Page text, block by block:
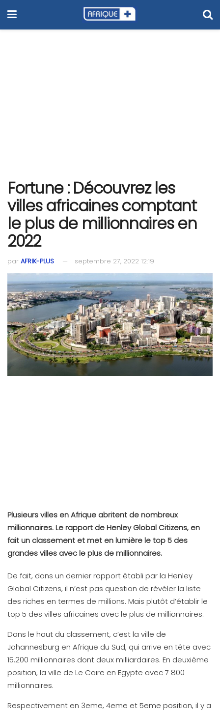
Fortune : Découvrez les
villes africaines comptant
le plus de millionnaires en
2022
par AFRIK-PLUS septembre 27, 2022 12:19
Plusieurs villes en Afrique abritent de nombreux
millionnaires. Le rapport de Henley Global Citizens, en
fait un classement et met en lumière le top 5 des
grandes villes avec le plus de millionnaires.
De fait, dans un dernier rapport établi par la Henley
Global Citizens, il n’est pas question de révéler la liste
des riches en termes de millions. Mais plutôt d’établir le
top 5 des villes africaines avec le plus de millionnaires.
Dans le haut du classement, c’est la ville de
Johannesburg en Afrique du Sud, qui arrive en tête avec
15.200 millionnaires dont deux milliardaires. En deuxième
position, la ville de Le Caire en Egypte avec 7 800
millionnaires.
Respectivement en 3eme, 4eme et 5eme position, il y a